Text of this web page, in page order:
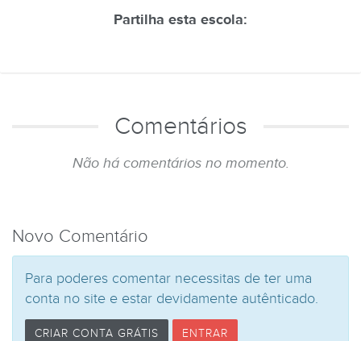
Partilha esta escola:
Comentários
Não há comentários no momento.
Novo Comentário
Para poderes comentar necessitas de ter uma
conta no site e estar devidamente autênticado.
CRIAR CONTA GRÁTIS ENTRAR